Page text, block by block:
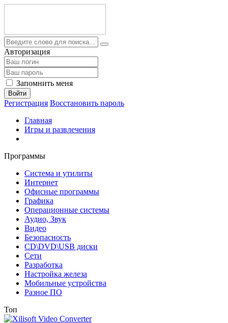
Авторизация
Запомнить меня
Войти
Регистрация Восстановить пароль
Главная
Игры и развлечения
Программы
Система и утилиты
Интернет
Офисные программы
Графика
Операционные системы
Аудио, Звук
Видео
Безопасность
CD\DVD\USB диски
Сети
Разработка
Настройка железа
Мобильные устройства
Разное ПО
Топ